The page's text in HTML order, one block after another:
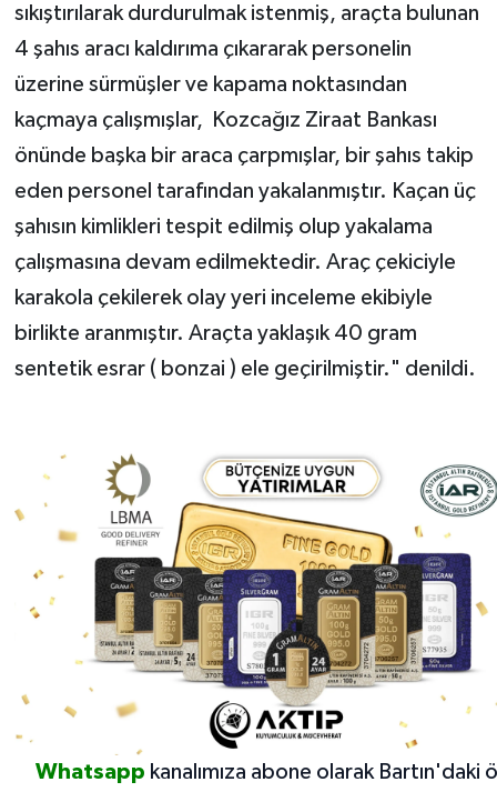
sıkıştırılarak durdurulmak istenmiş, araçta bulunan
4 şahıs aracı kaldırıma çıkararak personelin
üzerine sürmüşler ve kapama noktasından
kaçmaya çalışmışlar, Kozcağız Ziraat Bankası
önünde başka bir araca çarpmışlar, bir şahıs takip
eden personel tarafından yakalanmıştır. Kaçan üç
şahısın kimlikleri tespit edilmiş olup yakalama
çalışmasına devam edilmektedir. Araç çekiciyle
karakola çekilerek olay yeri inceleme ekibiyle
birlikte aranmıştır. Araçta yaklaşık 40 gram
sentetik esrar ( bonzai ) ele geçirilmiştir." denildi.
Whatsapp kanalımıza abone olarak Bartın'daki